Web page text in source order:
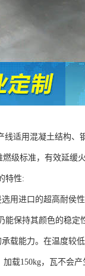
线适用混凝土结构
级标准，有效延缓火
特性:
用进口的超高耐侯
保持其颜色的稳定
载能力。在温度较
载150kg，瓦不会产